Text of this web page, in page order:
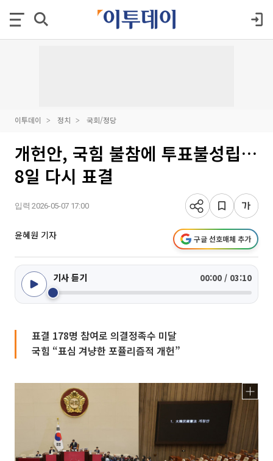
이투데이 정치 국회/정당
개헌안, 국힘 불참에 투표불성립…
8일 다시 표결
입력 2026-05-07 17:00
윤혜원 기자 구글 선호매체 추가
기사 듣기 00:00 / 03:10
표결 178명 참여로 의결정족수 미달
국힘 “표심 겨냥한 포퓰리즘적 개헌”